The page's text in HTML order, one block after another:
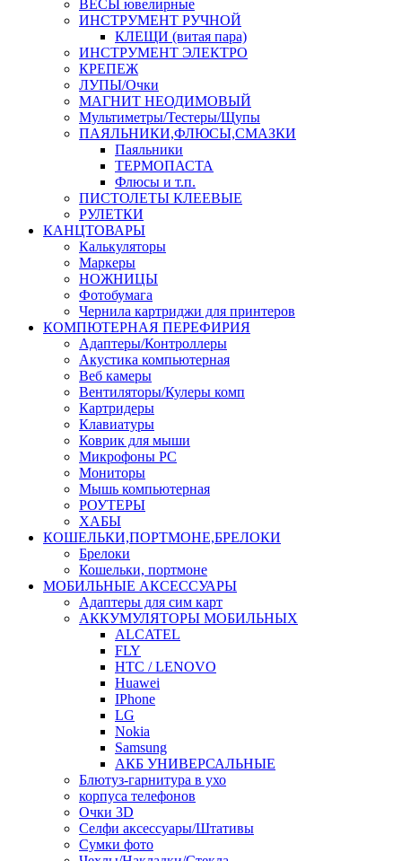
ВЕСЫ ювелирные
ИНСТРУМЕНТ РУЧНОЙ
КЛЕЩИ (витая пара)
ИНСТРУМЕНТ ЭЛЕКТРО
КРЕПЕЖ
ЛУПЫ/Очки
МАГНИТ НЕОДИМОВЫЙ
Мультиметры/Тестеры/Щупы
ПАЯЛЬНИКИ,ФЛЮСЫ,СМАЗКИ
Паяльники
ТЕРМОПАСТА
Флюсы и т.п.
ПИСТОЛЕТЫ КЛЕЕВЫЕ
РУЛЕТКИ
КАНЦТОВАРЫ
Калькуляторы
Маркеры
НОЖНИЦЫ
Фотобумага
Чернила картриджи для принтеров
КОМПЮТЕРНАЯ ПЕРЕФИРИЯ
Адаптеры/Контроллеры
Акустика компьютерная
Веб камеры
Вентиляторы/Кулеры комп
Картридеры
Клавиатуры
Коврик для мыши
Микрофоны PC
Мониторы
Мышь компьютерная
РОУТЕРЫ
ХАБЫ
КОШЕЛЬКИ,ПОРТМОНЕ,БРЕЛОКИ
Брелоки
Кошельки, портмоне
МОБИЛЬНЫЕ АКСЕССУАРЫ
Адаптеры для сим карт
АККУМУЛЯТОРЫ МОБИЛЬНЫХ
ALCATEL
FLY
HTC / LENOVO
Huawei
IPhone
LG
Nokia
Samsung
АКБ УНИВЕРСАЛЬНЫЕ
Блютуз-гарнитура в ухо
корпуса телефонов
Очки 3D
Селфи аксессуары/Штативы
Сумки фото